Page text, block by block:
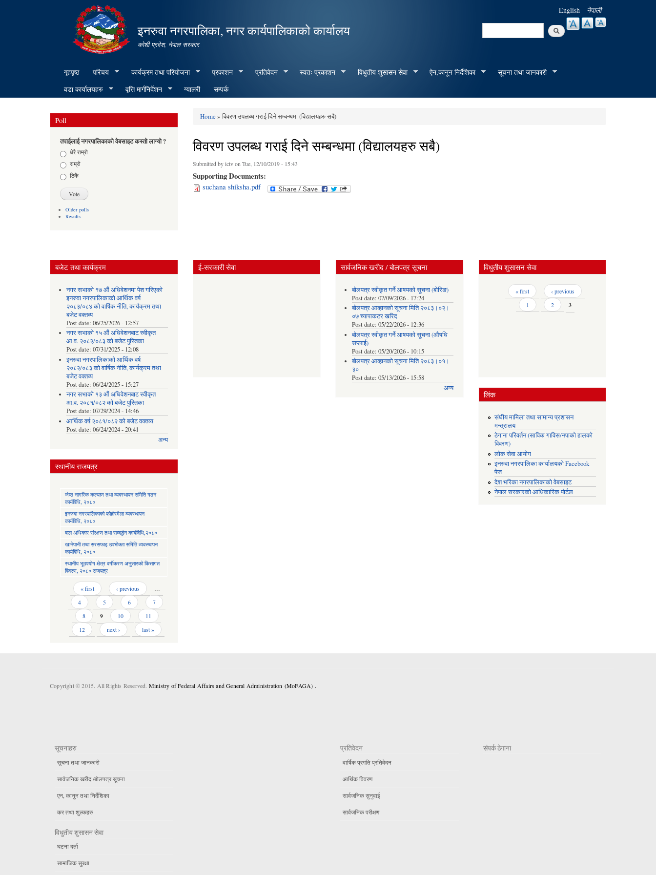
content
इनरुवा नगरपालिका, नगर कार्यपालिकाको कार्यालय
कोशी प्रदेश, नेपाल सरकार
English नेपाली
Search
गृहपृष्ठ परिचय कार्यक्रम तथा परियोजना प्रकाशन प्रतिवेदन स्वतः प्रकाशन विधुतीय शुसासन सेवा ऐन,कानून निर्देशिका
सूचना तथा जानकारी
वडा कार्यालयहरु
वृत्ति मार्गनिर्देशन ग्यालरी सम्पर्क
Poll
तपाईलाई नगरपालिकाको वेबसाइट कस्तो लाग्यो ?
Choicesधेरै राम्रो
राम्रो
ठिकै
Older polls
Results
Home» विवरण उपलब्ध गराई दिने सम्बन्धमा (विद्यालयहरु सबै)
विवरण उपलब्ध गराई दिने सम्बन्धमा (विद्यालयहरु सबै)
Submitted byictvon Tue, 12/10/2019 - 15:43
Supporting Documents:
suchana shiksha.pdf
बजेट तथा कार्यक्रम
नगर सभाको १७ औं अधिवेशनमा पेश गरिएको
इनरुवा नगरपालिकाको आर्थिक वर्ष
२०८३/०८४ को वार्षिक नीति, कार्यक्रम तथा
बजेट वक्तव्य
Post date: 06/25/2026 - 12:57
नगर सभाको १५ औं अधिवेशनबाट स्वीकृत
आ.व. २०८२/०८३ को बजेट पुस्तिका
Post date: 07/31/2025 - 12:08
इनरुवा नगरपालिकाको आर्थिक वर्ष
२०८२/०८३ को वार्षिक नीति, कार्यक्रम तथा
बजेट वक्तव्य
Post date: 06/24/2025 - 15:27
नगर सभाको १३ औं अधिवेशनबाट स्वीकृत
आ.व. २०८१/०८२ को बजेट पुस्तिका
Post date: 07/29/2024 - 14:46
आर्थिक वर्ष २०८१/०८२ को बजेट वक्तव्य
Post date: 06/24/2024 - 20:41
अन्य
स्थानीय राजपत्र
जेष्ठ नागरिक कल्याण तथा व्यवस्थापन समिति गठन
कार्यविधि, २०८०
इनरुवा नगरपालिकाको फोहोरमैला व्यवस्थापन
कार्यविधि, २०८०
बाल अधिकार संरक्षण तथा सम्बर्द्धन कार्यविधि,२०८०
खानेपानी तथा सरसफाइ उपभोक्ता समिति व्यवस्थापन
कार्यविधि, २०८०
स्थानीय भूउपयोग क्षेत्र वर्गीकरण अनुसारको कित्तागत
विवरण, २०८० राजपत्र
Pages « first ‹ previous
…
4
5 6
7
8
9 10
11
12
next › last »
ई-सरकारी सेवा सार्वजनिक खरीद / बोलपत्र सूचना
बोलपत्र स्वीकृत गर्ने आषयको सूचना (बोरिङ)
Post date: 07/09/2026 - 17:24
बोलपत्र आव्हानको सूचना मिति २०८३।०२।
०७ च्यापाकटर खरिद
Post date: 05/22/2026 - 12:36
बोलपत्र स्वीकृत गर्ने आषयको सूचना (औषधि
सप्लाई)
Post date: 05/20/2026 - 10:15
बोलपत्र आव्हानको सूचना मिति २०८३।०१।
३०
Post date: 05/13/2026 - 15:58
अन्य
विधुतीय शुसासन सेवा
Pages « first
‹ previous
1
2 3
लिंक
संघीय मामिला तथा सामान्य प्रशासन
मन्त्रालय
ठेगाना परिवर्तन (साविक गाविस/नपाको हालको
विवरण)
लोक सेवा आयोग
इनरुवा नगरपालिका कार्यालयको Facebook
पेज
देश भरिका नगरपालिकाको वेबसाइट
नेपाल सरकारको आधिकारिक पोर्टल
Copyright © 2015. All Rights Reserved. Ministry of Federal Affairs and General Administration (MoFAGA) .
सूचनाहरु
सूचना तथा जानकारी
सार्वजनिक खरीद /बोलपत्र सूचना
एन, कानुन तथा निर्देशिका
कर तथा शुल्कहरु
विधुतीय शुसासन सेवा
घटना दर्ता
सामाजिक सुरक्षा
प्रतिवेदन
वार्षिक प्रगति प्रतिवेदन
आर्थिक विवरण
सार्वजनिक सुनुवाई
सार्वजनिक परीक्षण
संपर्क ठेगाना